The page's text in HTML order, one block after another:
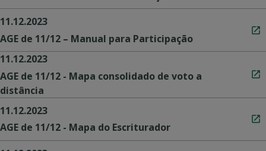
11.12.2023
AGE de 11/12 – Manual para Participação
11.12.2023
AGE de 11/12 - Mapa consolidado de voto a
distância
11.12.2023
AGE de 11/12 - Mapa do Escriturador